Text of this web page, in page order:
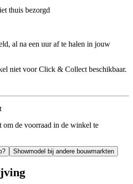
thuis bezorgd
al na een uur af te halen in jouw
niet voor Click & Collect beschikbaar.
om de voorraad in de winkel te
Showmodel bij andere bouwmarkten